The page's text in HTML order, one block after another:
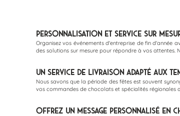
Personnalisation et Service sur
Organisez vos événements d'entreprise de fin d'année
des solutions sur mesure pour répondre à vos attentes.
Un Service de Livraison Adapté aux
Nous savons que la période des fêtes est souvent
vos commandes de chocolats et spécialités régionales
Offrez un Message Personnalisé en